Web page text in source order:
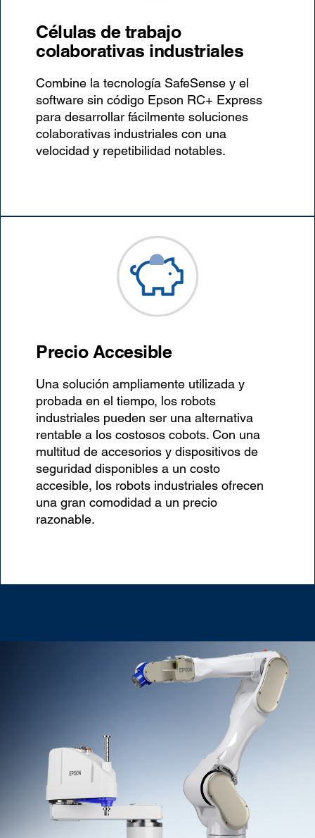
Células de trabajo
colaborativas industriales
Combine la tecnología SafeSense y el
software sin código Epson RC+ Express
para desarrollar fácilmente soluciones
colaborativas industriales con una
velocidad y repetibilidad notables.
Precio Accesible
Una solución ampliamente utilizada y
probada en el tiempo, los robots
industriales pueden ser una alternativa
rentable a los costosos cobots. Con una
multitud de accesorios y dispositivos de
seguridad disponibles a un costo
accesible, los robots industriales ofrecen
una gran comodidad a un precio
razonable.